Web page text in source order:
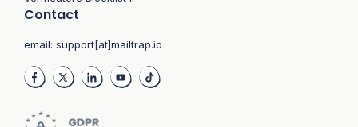
Contact
email: support[at]mailtrap.io